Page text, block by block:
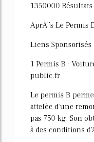
1350000
AprÃ¨s Le Permis
Liens Sponsorisés
1 Permis B :
public.fr
Le permis B
attelée d'une
pas 750 kg. Son
à des conditions